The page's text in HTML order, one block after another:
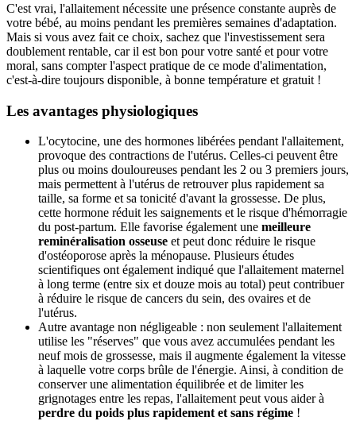
C'est vrai, l'allaitement nécessite une présence constante auprès de
votre bébé, au moins pendant les premières semaines d'adaptation.
Mais si vous avez fait ce choix, sachez que l'investissement sera
doublement rentable, car il est bon pour votre santé et pour votre
moral, sans compter l'aspect pratique de ce mode d'alimentation,
c'est-à-dire toujours disponible, à bonne température et gratuit !
Les avantages physiologiques
L'ocytocine, une des hormones libérées pendant l'allaitement,
provoque des contractions de l'utérus. Celles-ci peuvent être
plus ou moins douloureuses pendant les 2 ou 3 premiers jours,
mais permettent à l'utérus de retrouver plus rapidement sa
taille, sa forme et sa tonicité d'avant la grossesse. De plus,
cette hormone réduit les saignements et le risque d'hémorragie
du post-partum. Elle favorise également une meilleure
reminéralisation osseuse et peut donc réduire le risque
d'ostéoporose après la ménopause. Plusieurs études
scientifiques ont également indiqué que l'allaitement maternel
à long terme (entre six et douze mois au total) peut contribuer
à réduire le risque de cancers du sein, des ovaires et de
l'utérus.
Autre avantage non négligeable : non seulement l'allaitement
utilise les "réserves" que vous avez accumulées pendant les
neuf mois de grossesse, mais il augmente également la vitesse
à laquelle votre corps brûle de l'énergie. Ainsi, à condition de
conserver une alimentation équilibrée et de limiter les
grignotages entre les repas, l'allaitement peut vous aider à
perdre du poids plus rapidement et sans régime !